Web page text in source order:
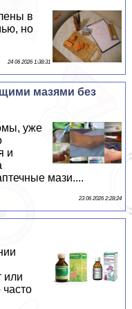
в
но
24 06 2026 1:38:31
мазями без
уже
и
мази....
23 06 2026 2:28:24
или